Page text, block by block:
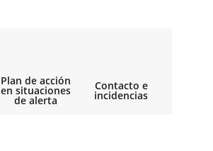
Plan de acción
en situaciones
de alerta
Contacto e
incidencias